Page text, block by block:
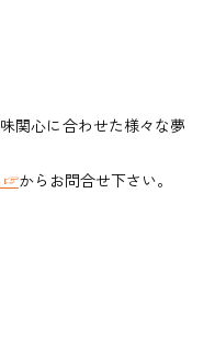
関心に合わせた様々な夢
☞からお問合せ下さい。